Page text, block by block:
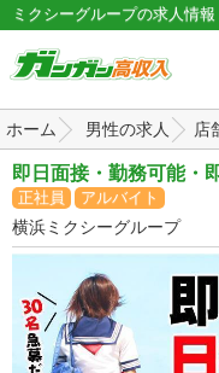
ミクシーグループの求人情報
ホーム 男性の求人 店
即日面接・勤務可能・
正社員 アルバイト
横浜ミクシーグループ